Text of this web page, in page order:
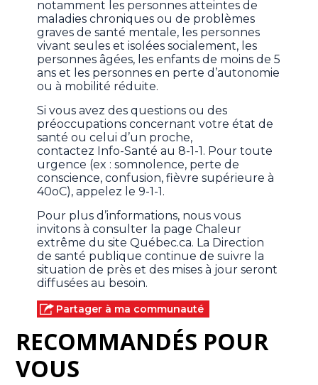
notamment les personnes atteintes de
maladies chroniques ou de problèmes
graves de santé mentale, les personnes
vivant seules et isolées socialement, les
personnes âgées, les enfants de moins de 5
ans et les personnes en perte d’autonomie
ou à mobilité réduite.
Si vous avez des questions ou des
préoccupations concernant votre état de
santé ou celui d’un proche,
contactez Info-Santé au 8-1-1. Pour toute
urgence (ex : somnolence, perte de
conscience, confusion, fièvre supérieure à
40oC), appelez le 9-1-1.
Pour plus d’informations, nous vous
invitons à consulter la page Chaleur
extrême du site Québec.ca. La Direction
de santé publique continue de suivre la
situation de près et des mises à jour seront
diffusées au besoin.
Partager à ma communauté
RECOMMANDÉS POUR
VOUS